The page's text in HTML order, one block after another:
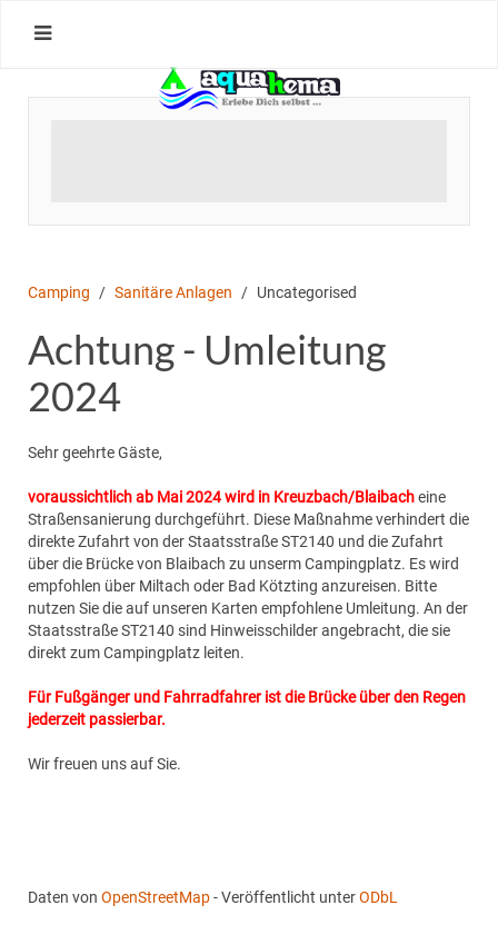
Camping Sanitäre Anlagen Uncategorised
Achtung - Umleitung
2024
Sehr geehrte Gäste,
voraussichtlich ab Mai 2024 wird in Kreuzbach/Blaibacheine
Straßensanierung durchgeführt. Diese Maßnahme verhindert die
direkte Zufahrt von der Staatsstraße ST2140 und die Zufahrt
über die Brücke von Blaibach zu unserm Campingplatz. Es wird
empfohlen über Miltach oder Bad Kötzting anzureisen. Bitte
nutzen Sie die auf unseren Karten empfohlene Umleitung. An der
Staatsstraße ST2140 sind Hinweisschilder angebracht, die sie
direkt zum Campingplatz leiten.
Für Fußgänger und Fahrradfahrer ist die Brücke über den Regen
jederzeit passierbar.
Wir freuen uns auf Sie.
Daten von OpenStreetMap- Veröffentlicht unterODbL